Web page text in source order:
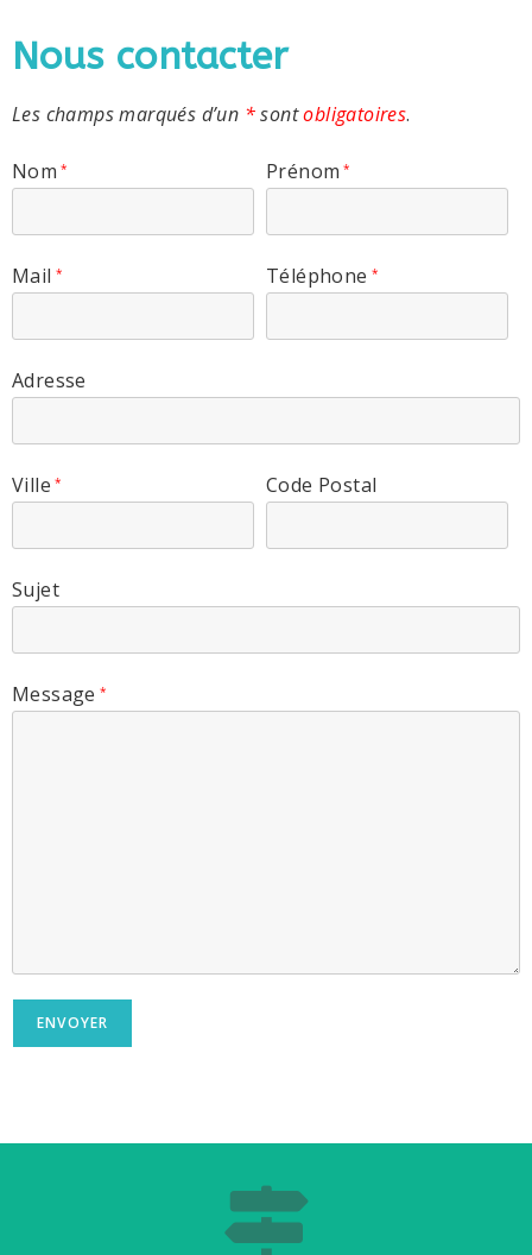
Nous contacter
Les champs marqués d’un *sontobligatoires.
Nom * Prénom *
Mail * Téléphone *
Adresse
Ville * Code Postal
Sujet
Message *